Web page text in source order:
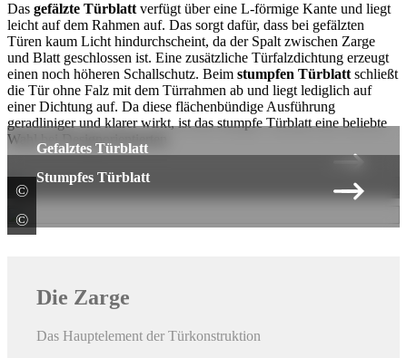
Das gefälzte Türblatt verfügt über eine L-förmige Kante und liegt
leicht auf dem Rahmen auf. Das sorgt dafür, dass bei gefälzten
Türen kaum Licht hindurchscheint, da der Spalt zwischen Zarge
und Blatt geschlossen ist. Eine zusätzliche Türfalzdichtung erzeugt
einen noch höheren Schallschutz. Beim stumpfen Türblatt schließt
die Tür ohne Falz mit dem Türrahmen ab und liegt lediglich auf
einer Dichtung auf. Da diese flächenbündige Ausführung
geradliniger und klarer wirkt, ist das stumpfe Türblatt eine beliebte
Wahl bei Designorientierten.
©
Gefalztes Türblatt
©
Stumpfes Türblatt
Die Zarge
Das Hauptelement der Türkonstruktion